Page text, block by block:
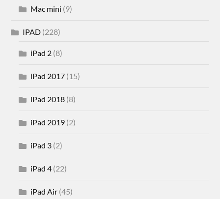
Mac mini (9)
IPAD (228)
iPad 2 (8)
iPad 2017 (15)
iPad 2018 (8)
iPad 2019 (2)
iPad 3 (2)
iPad 4 (22)
iPad Air (45)